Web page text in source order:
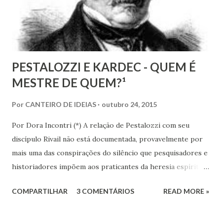
PESTALOZZI E KARDEC - QUEM É
MESTRE DE QUEM?¹
Por CANTEIRO DE IDEIAS outubro 24, 2015
Por Dora Incontri (*) A relação de Pestalozzi com seu
discípulo Rivail não está documentada, provavelmente por
mais uma das conspirações do silêncio que pesquisadores e
historiadores impõem aos praticantes da heresia espírita
de Pestalozzi a amigos, familiares, discípulos, reis,
COMPARTILHAR 3 COMENTÁRIOS READ MORE »